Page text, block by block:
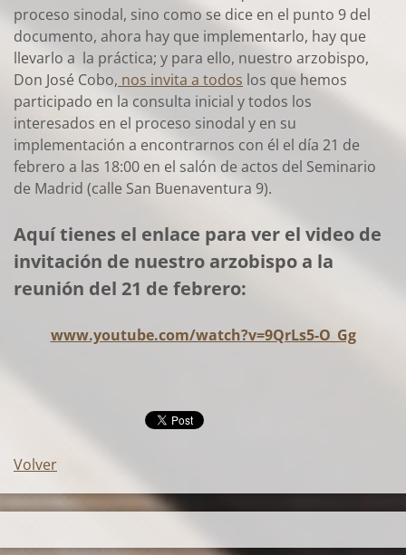
proceso sinodal, sino como se dice en el punto 9 del
documento, ahora hay que implementarlo, hay que
llevarlo a la práctica; y para ello, nuestro arzobispo,
Don José Cobo, nos invita a todos los que hemos
participado en la consulta inicial y todos los
interesados en el proceso sinodal y en su
implementación a encontrarnos con él el día 21 de
febrero a las 18:00 en el salón de actos del Seminario
de Madrid (calle San Buenaventura 9).
Aquí tienes el enlace para ver el video de
invitación de nuestro arzobispo a la
reunión del 21 de febrero:
www.youtube.com/watch?v=9QrLs5-O_Gg
Volver